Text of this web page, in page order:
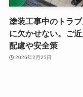
塗装工事中のトラ
に欠かせない。ご
配慮や安全策
2026年2月25日